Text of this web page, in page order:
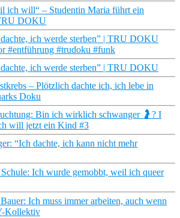
ich will“ – Studentin Maria führt ein
DOKU
ich werde sterben” | TRU DOKU
#entführung #trudoku #funk
ich werde sterben” | TRU DOKU
– Plötzlich dachte ich, ich lebe in
Doku
Bin ich wirklich schwanger 🤰? I
will jetzt ein Kind #3
“Ich dachte, ich kann nicht mehr
Ich wurde gemobbt, weil ich queer
Ich muss immer arbeiten, auch wenn
Kollektiv